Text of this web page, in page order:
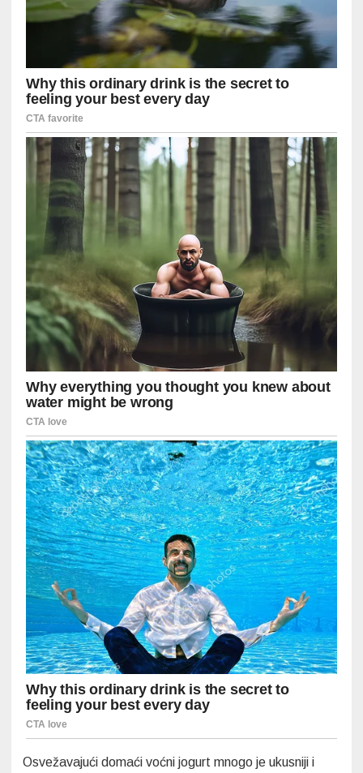
Osvežavajući domaći voćni jogurt mnogo je ukusniji i